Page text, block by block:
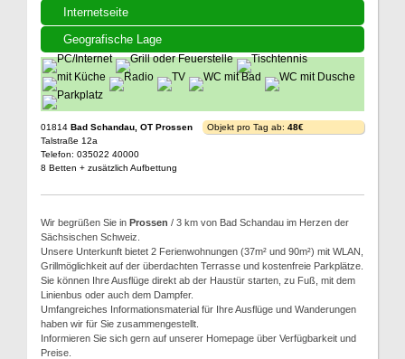
Internetseite
Geografische Lage
01814 Bad Schandau, OT Prossen
Talstraße 12a
Telefon: 035022 40000
8 Betten + zusätzlich Aufbettung
Objekt pro Tag ab: 48€
Wir begrüßen Sie in Prossen / 3 km von Bad Schandau im Herzen der
Sächsischen Schweiz.
Unsere Unterkunft bietet 2 Ferienwohnungen (37m² und 90m²) mit WLAN,
Grillmöglichkeit auf der überdachten Terrasse und kostenfreie Parkplätze.
Sie können Ihre Ausflüge direkt ab der Haustür starten, zu Fuß, mit dem
Linienbus oder auch dem Dampfer.
Umfangreiches Informationsmaterial für Ihre Ausflüge und Wanderungen
haben wir für Sie zusammengestellt.
Informieren Sie sich gern auf unserer Homepage über Verfügbarkeit und
Preise.